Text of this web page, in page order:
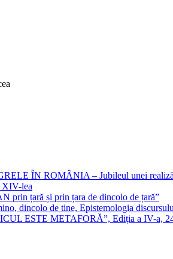
ÎN ROMÂNIA – Jubileul unei
XIV-lea
prin țară și prin țara de dincolo de țară”
dincolo de tine, Epistemologia
ESTE METAFORĂ”, Ediția a IV-a,